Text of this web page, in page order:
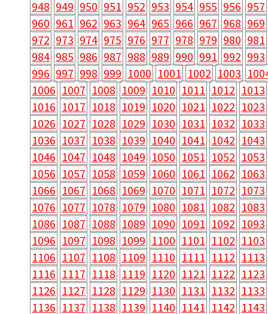
948 949 950 951 952 953 954 955 956 957
960 961 962 963 964 965 966 967 968 969
972 973 974 975 976 977 978 979 980 981
984 985 986 987 988 989 990 991 992 993
996 997 998 999 1000 1001 1002 1003
1006 1007 1008 1009 1010 1011 1012 1013
1016 1017 1018 1019 1020 1021 1022 1023
1026 1027 1028 1029 1030 1031 1032 1033
1036 1037 1038 1039 1040 1041 1042 1043
1046 1047 1048 1049 1050 1051 1052 1053
1056 1057 1058 1059 1060 1061 1062 1063
1066 1067 1068 1069 1070 1071 1072 1073
1076 1077 1078 1079 1080 1081 1082 1083
1086 1087 1088 1089 1090 1091 1092 1093
1096 1097 1098 1099 1100 1101 1102 1103
1106 1107 1108 1109 1110 1111 1112 1113
1116 1117 1118 1119 1120 1121 1122 1123
1126 1127 1128 1129 1130 1131 1132 1133
1136 1137 1138 1139 1140 1141 1142 1143